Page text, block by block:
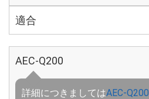
適合
AEC-Q200
詳細につきましてはAEC-Q200